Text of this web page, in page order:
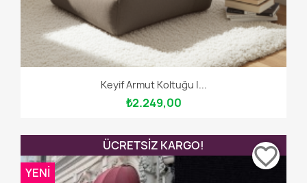
Keyif Armut Koltuğu |...
₺2.249,00
ÜCRETSIZ KARGO!
YENI
favorite_border